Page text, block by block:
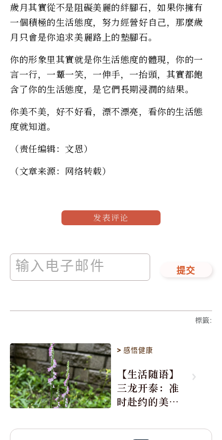
歲月其實從不是阻礙美麗的絆腳石，如果你擁有
一個積極的生活態度，努力經營好自己，那麼歲
月只會是你追求美麗路上的墊腳石。
你的形象里其實就是你生活態度的體現，你的一
言一行，一顰一笑，一伸手，一抬頭，其實都飽
含了你的生活態度，是它們長期浸潤的結果。
你美不美，好不好看，漂不漂亮，看你的生活態
度就知道。
（责任编辑：文恩）
（文章来源：网络转载）
发表评论
提交
標籤:
>感悟健康
【生活随语】
三龙开泰：准
时赴约的美丽